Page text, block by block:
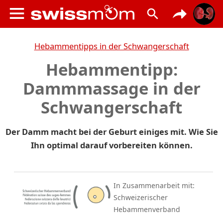
Hebammentipps in der Schwangerschaft
Hebammentipp:
Dammmassage in der
Schwangerschaft
Der Damm macht bei der Geburt einiges mit. Wie Sie
Ihn optimal darauf vorbereiten können.
In Zusammenarbeit mit:
Schweizerischer
Hebammenverband